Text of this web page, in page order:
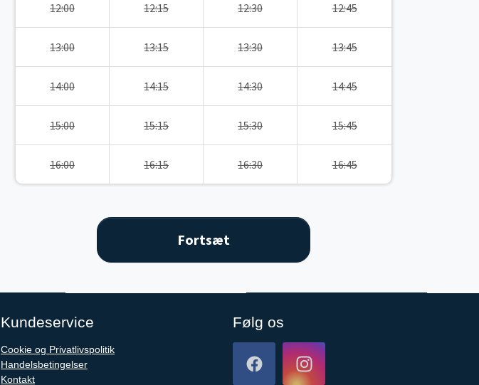
12:00 12:15 12:30 12:45
13:00 13:15 13:30 13:45
14:00 14:15 14:30 14:45
15:00 15:15 15:30 15:45
16:00 16:15 16:30 16:45
Kundeservice
Cookie og Privatlivspolitik
Handelsbetingelser
Kontakt
Følg os